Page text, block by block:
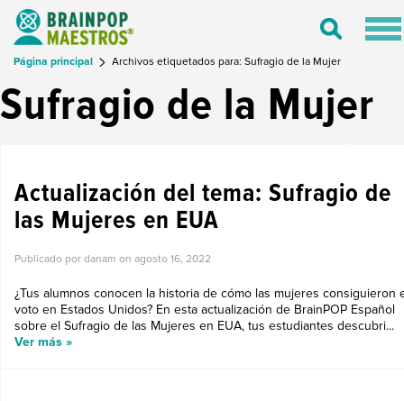
Toggle
Página principal Archivos etiquetados para: Sufragio de la Mujer
Sufragio de la Mujer
Actualización del tema: Sufragio de
las Mujeres en EUA
Publicado por danam on agosto 16, 2022
¿Tus alumnos conocen la historia de cómo las mujeres consiguieron
voto en Estados Unidos? En esta actualización de BrainPOP Español
sobre el Sufragio de las Mujeres en EUA, tus estudiantes descubri...
Ver más »